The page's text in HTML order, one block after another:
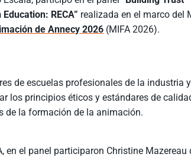
RECA” realizada en el marco del
de Annecy 2026 (MIFA 2026).
de escuelas profesionales de la industria
los principios éticos y estándares de
de la formación de la animación.
en el panel participaron Christine Mazereau